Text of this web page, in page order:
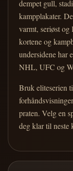
dempet gull,
kampplakater.
varmt, seriøst og
kortene og
undersidene har
NHL, UFC og
Bruk eliteserien
praten. Velg en
deg klar til neste